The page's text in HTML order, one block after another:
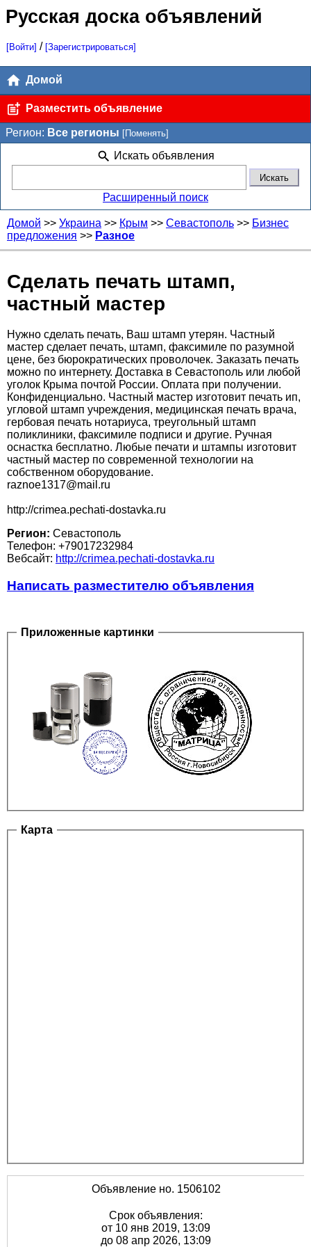
Русская доска объявлений
[Войти] / [Зарегистрироваться]
Домой
Разместить объявление
Регион: Все регионы [Поменять]
Искать объявления
Расширенный поиск
Домой >> Украина >> Крым >> Севастополь >> Бизнес
предложения >> Разное
Сделать печать штамп,
частный мастер
Нужно сделать печать, Ваш штамп утерян. Частный
мастер сделает печать, штамп, факсимиле по разумной
цене, без бюрократических проволочек. Заказать печать
можно по интернету. Доставка в Севастополь или любой
уголок Крыма почтой России. Оплата при получении.
Конфиденциально. Частный мастер изготовит печать ип,
угловой штамп учреждения, медицинская печать врача,
гербовая печать нотариуса, треугольный штамп
поликлиники, факсимиле подписи и другие. Ручная
оснастка бесплатно. Любые печати и штампы изготовит
частный мастер по современной технологии на
собственном оборудование.
raznoe1317@mail.ru
http://crimea.pechati-dostavka.ru
Регион: Севастополь
Телефон: +79017232984
Вебсайт: http://crimea.pechati-dostavka.ru
Написать разместителю объявления
Приложенные картинки
Карта
Объявление но. 1506102
Срок объявления:
от 10 янв 2019, 13:09
до 08 апр 2026, 13:09